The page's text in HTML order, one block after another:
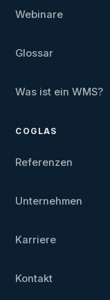
Webinare
Glossar
Was ist ein WMS?
COGLAS
Referenzen
Unternehmen
Karriere
Kontakt